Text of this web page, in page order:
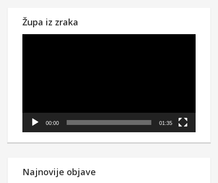
Župa iz zraka
00:00 01:35
Najnovije objave